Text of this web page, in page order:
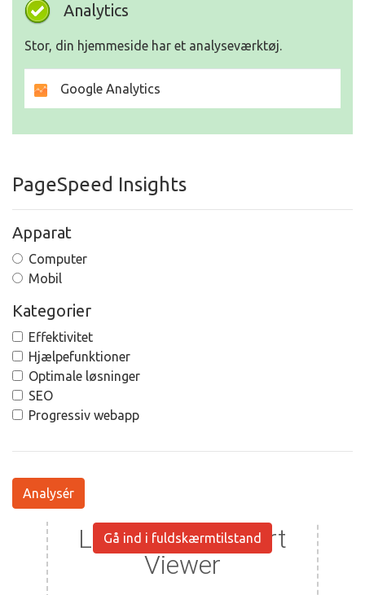
Analytics
Stor, din hjemmeside har et analyseværktøj.
Google Analytics
PageSpeed Insights
Apparat
Computer
Mobil
Kategorier
Effektivitet
Hjælpefunktioner
Optimale løsninger
SEO
Progressiv webapp
Analysér
Gå ind i fuldskærmtilstand